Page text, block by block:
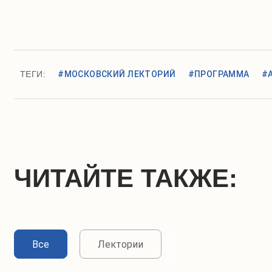
ТЕГИ: #МОСКОВСКИЙ ЛЕКТОРИЙ #ПРОГРАММА
ЧИТАЙТЕ ТАКЖЕ:
Все Лектории